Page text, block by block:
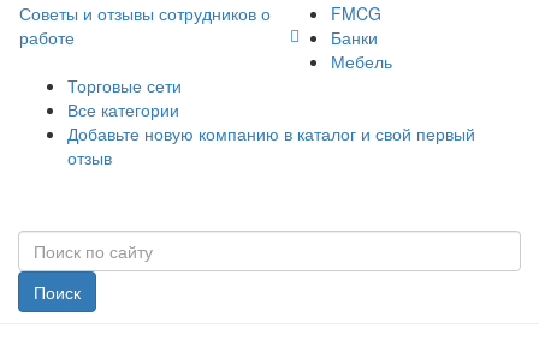
Советы и отзывы сотрудников о
работе
FMCG
Банки
Мебель
Торговые сети
Все категории
Добавьте новую компанию в каталог и свой первый
отзыв
Поиск